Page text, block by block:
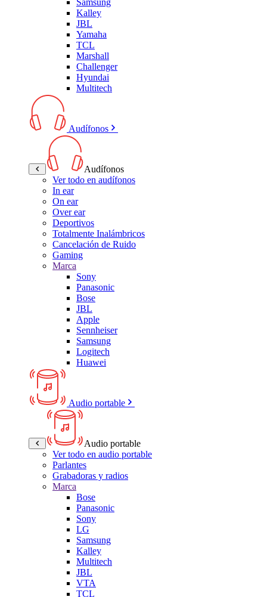
Kalley
JBL
Yamaha
TCL
Marshall
Challenger
Hyundai
Multitech
Audífonos
Audífonos
Ver todo en audífonos
In ear
On ear
Over ear
Deportivos
Totalmente Inalámbricos
Cancelación de Ruido
Gaming
Marca
Sony
Panasonic
Bose
JBL
Apple
Sennheiser
Samsung
Logitech
Huawei
Audio portable
Audio portable
Ver todo en audio portable
Parlantes
Grabadoras y radios
Marca
Bose
Panasonic
Sony
LG
Samsung
Kalley
Multitech
JBL
VTA
TCL